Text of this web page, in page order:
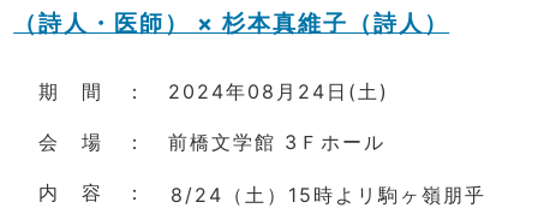
（詩人・医師） × 杉本真維子（詩人）
期 間 ： 2024年08月24日(土)
会 場 ： 前橋文学館 3Ｆホール
内 容 ：
8/24（土）15時よリ駒ヶ嶺朋乎